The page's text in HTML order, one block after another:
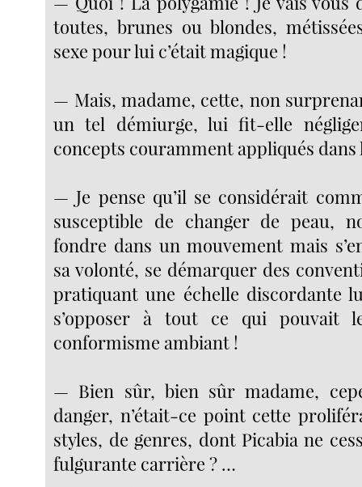
toutes, brunes ou blondes,
sexe pour lui c’était magique !
— Mais, madame, cette, non
un tel démiurge, lui fit-elle
concepts couramment appliqués dans
— Je pense qu’il se considérait
susceptible de changer de peau,
fondre dans un mouvement mais
sa volonté, se démarquer des
pratiquant une échelle discordante
s’opposer à tout ce qui pouvait
conformisme ambiant !
— Bien sûr, bien sûr madame,
danger, n’était-ce point cette
styles, de genres, dont Picabia ne
fulgurante carrière ? …